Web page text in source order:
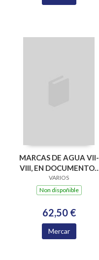
MARCAS DE AGUA VII-
VIII, EN DOCUMENTOS
DE LOS ARCH.GAL.S.XIX
VARIOS
Non dispoñible
62,50 €
Mercar